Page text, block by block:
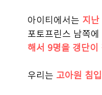
아이티에서는 지
포토프린스 남쪽
해서 9명을 갱단이
우리는 고아원 침